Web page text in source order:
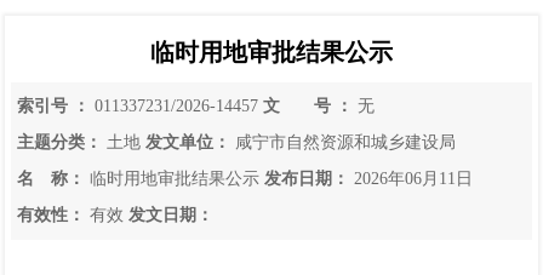
临时用地审批结果公示
索引号 ： 011337231/2026-14457 文 号 ：
无
主题分类：
土地 发文单位：
咸宁市自然资源和城乡建设局
名 称：
临时用地审批结果公示 发布日期：
2026年06月11日
有效性：
有效 发文日期：